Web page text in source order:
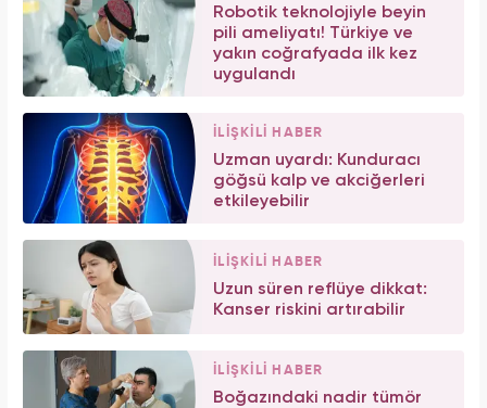
Robotik teknolojiyle beyin
pili ameliyatı! Türkiye ve
yakın coğrafyada ilk kez
uygulandı
İLİŞKİLİ HABER
Uzman uyardı: Kunduracı
göğsü kalp ve akciğerleri
etkileyebilir
İLİŞKİLİ HABER
Uzun süren reflüye dikkat:
Kanser riskini artırabilir
İLİŞKİLİ HABER
Boğazındaki nadir tümör